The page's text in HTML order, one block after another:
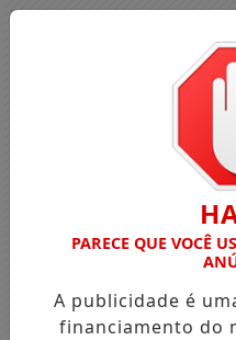
PARECE QUE VOCÊ
A publicidade é
financiamento do